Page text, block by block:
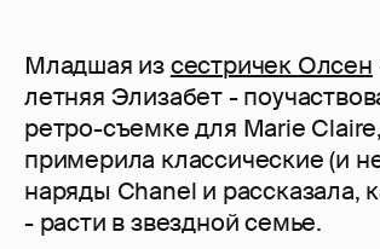
Младшая изсестричек Олсен
летняя Элизабет -
ретро-съемке для Marie Claire,
примерила классические (и
наряды Chanel и рассказала,
- расти в звездной семье.